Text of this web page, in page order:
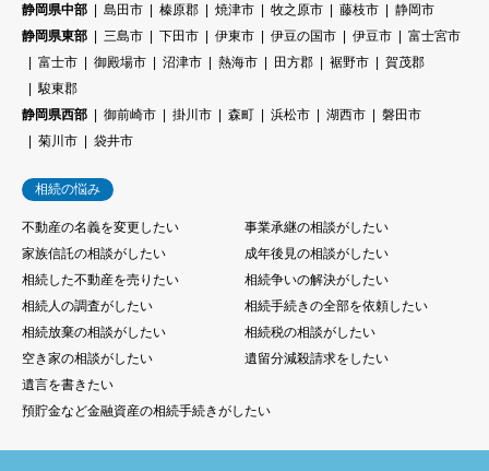
静岡県中部 島田市 榛原郡 焼津市 牧之原市 藤枝市
静岡市
静岡県東部
三島市 下田市 伊東市 伊豆の国市 伊豆市
富士宮市
富士市
御殿場市 沼津市 熱海市 田方郡 裾野市
賀茂郡
駿東郡
静岡県西部
御前崎市 掛川市 森町 浜松市 湖西市
磐田市
菊川市
袋井市
相続の悩み
不動産の名義を変更したい
事業承継の相談がしたい
家族信託の相談がしたい
成年後見の相談がしたい
相続した不動産を売りたい
相続争いの解決がしたい
相続人の調査がしたい
相続手続きの全部を依頼したい
相続放棄の相談がしたい
相続税の相談がしたい
空き家の相談がしたい
遺留分減殺請求をしたい
遺言を書きたい
預貯金など金融資産の相続手続きがしたい